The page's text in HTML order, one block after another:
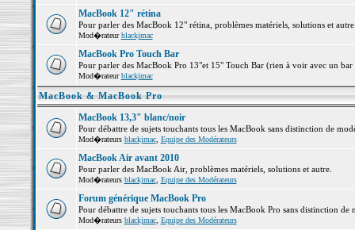
MacBook 12" rétina
Pour parler des MacBook 12" rétina, problèmes matériels, solutions et
Mod�rateurblackjmac
MacBook Pro Touch Bar
Pour parler des MacBook Pro 13"et 15" Touch Bar (rien à voir avec un
Mod�rateurblackjmac
MacBook & MacBook Pro
MacBook 13,3" blanc/noir
Pour débattre de sujets touchants tous les MacBook sans distinction de
Mod�rateurs blackjmac, Equipe des Modérateurs
MacBook Air avant 2010
Pour parler des MacBook Air, problèmes matériels, solutions et autre.
Mod�rateurs blackjmac, Equipe des Modérateurs
Forum générique MacBook Pro
Pour débattre de sujets touchants tous les MacBook Pro sans distinction de
Mod�rateurs blackjmac, Equipe des Modérateurs